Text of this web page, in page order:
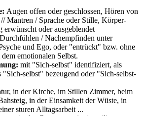
Augen offen oder geschlossen, Hören von
Mantren / Sprache oder Stille, Körper-
erwünscht oder ausgeblendet
/ Nachempfinden unter
und Ego, oder "entrückt" bzw. ohne
emotionalen Selbst.
mit "Sich-selbst" identifiziert, als
"Sich-selbst" bezeugend oder "Sich-selbst-
in der Kirche, im Stillen Zimmer, beim
in der Einsamkeit der Wüste, in
sturen Alltagsarbeit ...